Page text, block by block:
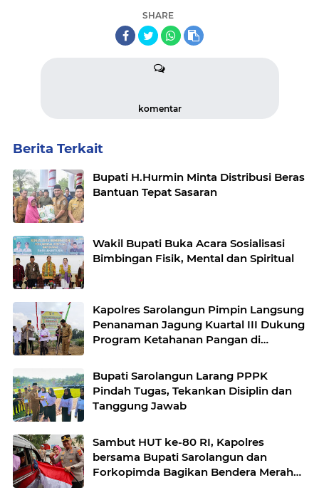
SHARE
komentar
Berita Terkait
Bupati H.Hurmin Minta Distribusi Beras
Bantuan Tepat Sasaran
Wakil Bupati Buka Acara Sosialisasi
Bimbingan Fisik, Mental dan Spiritual
Kapolres Sarolangun Pimpin Langsung
Penanaman Jagung Kuartal III Dukung
Program Ketahanan Pangan di
Bupati Sarolangun Larang PPPK
Pindah Tugas, Tekankan Disiplin dan
Tanggung Jawab
Sambut HUT ke-80 RI, Kapolres
bersama Bupati Sarolangun dan
Forkopimda Bagikan Bendera Merah